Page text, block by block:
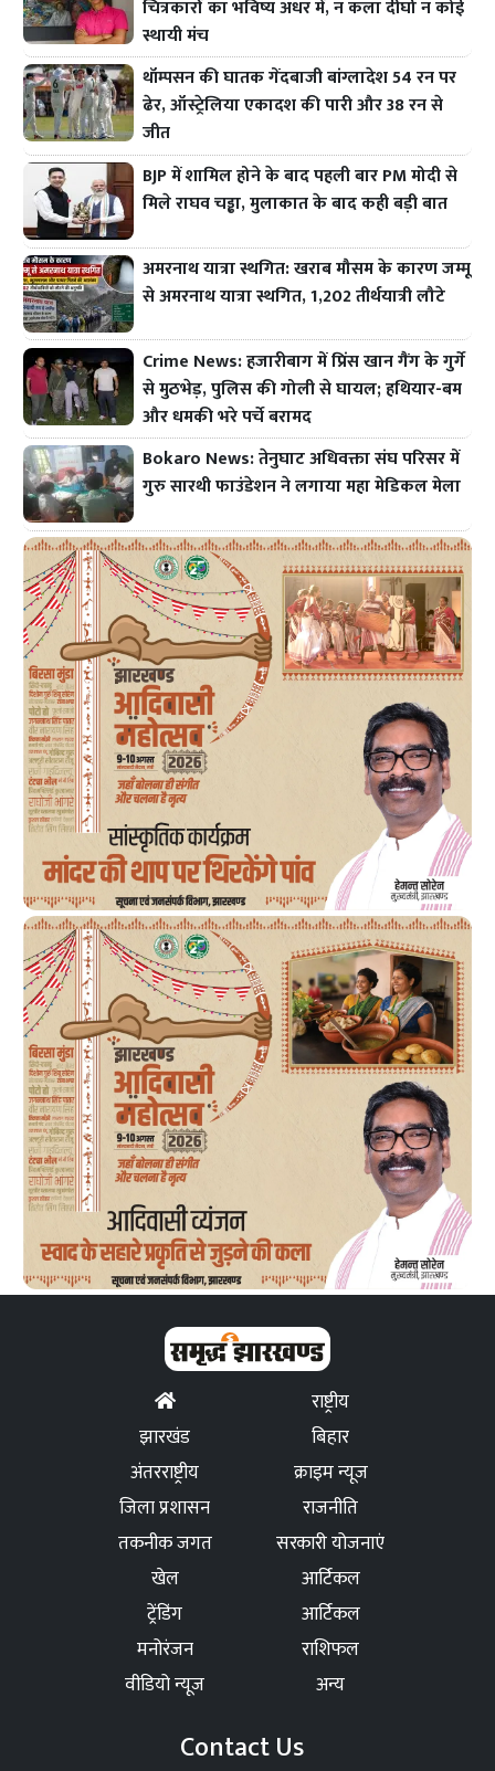
चित्रकारों का भविष्य अधर में, न कला दीर्घा न कोई
स्थायी मंच
थॉम्पसन की घातक गेंदबाजी बांग्लादेश 54 रन पर
ढेर, ऑस्ट्रेलिया एकादश की पारी और 38 रन से
जीत
BJP में शामिल होने के बाद पहली बार PM मोदी से
मिले राघव चड्ढा, मुलाकात के बाद कही बड़ी बात
अमरनाथ यात्रा स्थगित: खराब मौसम के कारण जम्मू
से अमरनाथ यात्रा स्थगित, 1,202 तीर्थयात्री लौटे
Crime News: हजारीबाग में प्रिंस खान गैंग के गुर्गे
से मुठभेड़, पुलिस की गोली से घायल; हथियार-बम
और धमकी भरे पर्चे बरामद
Bokaro News: तेनुघाट अधिवक्ता संघ परिसर में
गुरु सारथी फाउंडेशन ने लगाया महा मेडिकल मेला
राष्ट्रीय
झारखंड
बिहार
अंतरराष्ट्रीय
क्राइम न्यूज
जिला प्रशासन
राजनीति
तकनीक जगत
सरकारी योजनाएं
खेल
आर्टिकल
ट्रेंडिंग
आर्टिकल
मनोरंजन
राशिफल
वीडियो न्यूज
अन्य
Contact Us